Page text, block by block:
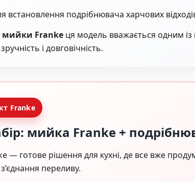
встановлення подрібнювача харчових
мийки Franke ця модель вважається одним
і довговічність.
Franke
мийка Franke +
— готове рішення для кухні, де все вже
переливу.